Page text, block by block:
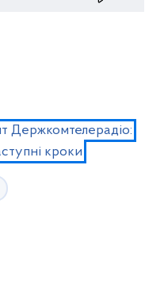
Держкомтелерадіо:
кроки